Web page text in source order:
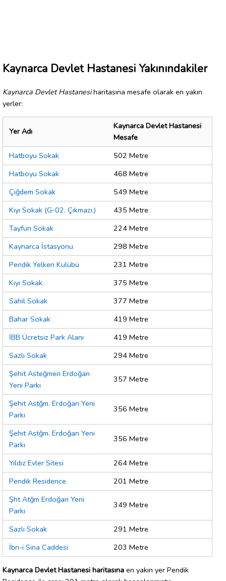
Kaynarca Devlet Hastanesi Yakınındakiler
Kaynarca Devlet Hastanesiharitasına mesafe olarak en yakın
yerler:
Yer Adı
Kaynarca Devlet Hastanesi
Mesafe
Hatboyu Sokak
502 Metre
Hatboyu Sokak
468 Metre
Çiğdem Sokak
549 Metre
Kıyı Sokak (G-02. Çıkmazı.)
435 Metre
Tayfun Sokak
224 Metre
Kaynarca İstasyonu
298 Metre
Pendik Yelken Kulübü
231 Metre
Kıyı Sokak
375 Metre
Sahil Sokak
377 Metre
Bahar Sokak
419 Metre
İBB Ücretsiz Park Alanı
419 Metre
Sazlı Sokak
294 Metre
Şehit Asteğmen Erdoğan
Yeni Parkı
357 Metre
Şehit Astğm. Erdoğan Yeni
Parkı
356 Metre
Şehit Astğm. Erdoğan Yeni
Parkı
356 Metre
Yıldız Evler Sitesi
264 Metre
Pendik Residence
201 Metre
Şht Atğm Erdoğan Yeni
Parkı
349 Metre
Sazlı Sokak
291 Metre
İbn-i Sina Caddesi
203 Metre
Kaynarca Devlet Hastanesi haritasına en yakın yer Pendik